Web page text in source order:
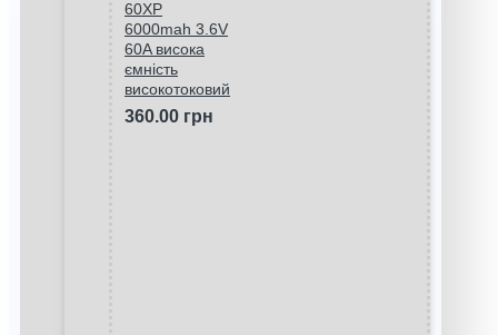
60XP
6000mah 3.6V
60A висока
ємність
високотоковий
360.00 грн